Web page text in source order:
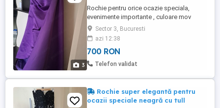
3
Rochie pentru orice ocazie speciala,
evenimente importante , culoare mov
radiant placut si cald, din satin de inalta
calitate, lunga , bretelute cu detaliu
asortat, dechisa pe picior, model tineresc
si vesel, imbraca corpul superb, fermoar
ascuns, gratioasa si moderna Purtata la un
Sector 3, Bucuresti
azi 12:38
700 RON
Telefon validat
Rochie super elegantă pentru
ocazii speciale neagră cu tull